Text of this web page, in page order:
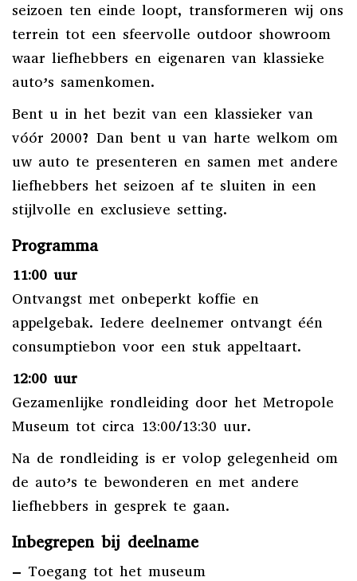
seizoen ten einde loopt, transformeren wij ons
terrein tot een sfeervolle outdoor showroom
waar liefhebbers en eigenaren van klassieke
auto’s samenkomen.
Bent u in het bezit van een klassieker van
vóór 2000? Dan bent u van harte welkom om
uw auto te presenteren en samen met andere
liefhebbers het seizoen af te sluiten in een
stijlvolle en exclusieve setting.
Programma
11:00 uur
Ontvangst met onbeperkt koffie en
appelgebak. Iedere deelnemer ontvangt één
consumptiebon voor een stuk appeltaart.
12:00 uur
Gezamenlijke rondleiding door het Metropole
Museum tot circa 13:00/13:30 uur.
Na de rondleiding is er volop gelegenheid om
de auto’s te bewonderen en met andere
liefhebbers in gesprek te gaan.
Inbegrepen bij deelname
– Toegang tot het museum